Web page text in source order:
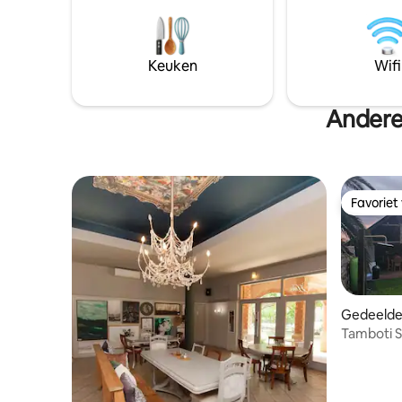
unieke geluiden van de nacht en het
voorrecht om te slapen in onvervuilde
lucht, comfort en rust. Geniet van de
keuzevrijheid tussen zelfcatering of
worden bereid.
energie.
Keuken Wifi
Tamboti